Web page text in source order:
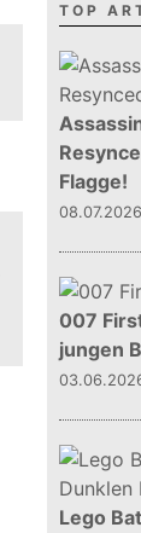
TOP
Flagge!
08.07.2026
007
jungen
Lego